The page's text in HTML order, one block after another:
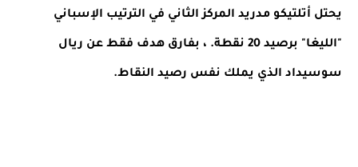
يحتل أتلتيكو مدريد المركز الثاني في الترتيب الإسباني
"الليغا" برصيد 20 نقطة. ، بفارق هدف فقط عن ريال
سوسيداد الذي يملك نفس رصيد النقاط.